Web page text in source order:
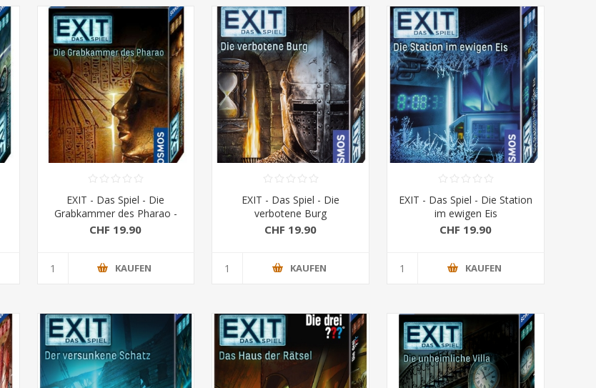
EXIT - Das Spiel - Die
Grabkammer des Pharao -
Kennerspiel des Jahres 2017
CHF 19.90
KAUFEN
EXIT - Das Spiel - Die
verbotene Burg
CHF 19.90
KAUFEN
EXIT - Das Spiel - Die Station
im ewigen Eis
CHF 19.90
KAUFEN